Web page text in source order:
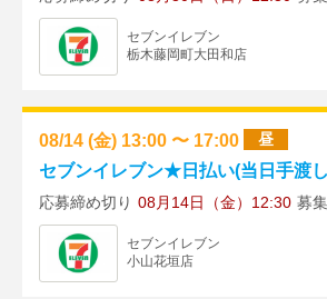
セブンイレブン
栃木藤岡町大田和店
08/14 (金) 13:00 〜 17:00 昼
セブンイレブン★日払い(当日手渡
応募締め切り 08月14日（金）12:30 募
セブンイレブン
小山花垣店